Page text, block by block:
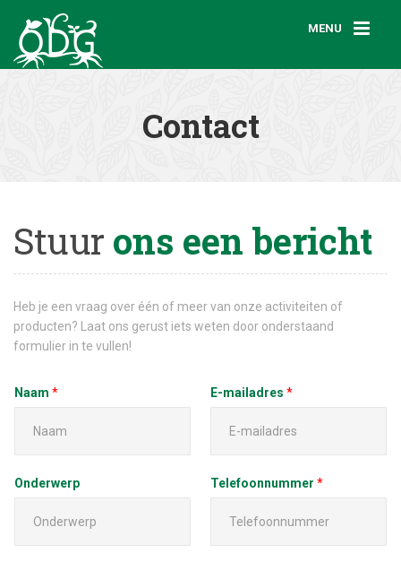
MENU
Contact
Stuur ons een bericht
Heb je een vraag over één of meer van onze activiteiten of
producten? Laat ons gerust iets weten door onderstaand
formulier in te vullen!
Naam * E-mailadres *
Onderwerp Telefoonnummer *